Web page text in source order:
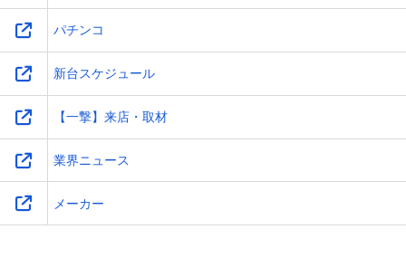
パチンコ
新台スケジュール
【一撃】来店・取材
業界ニュース
メーカー